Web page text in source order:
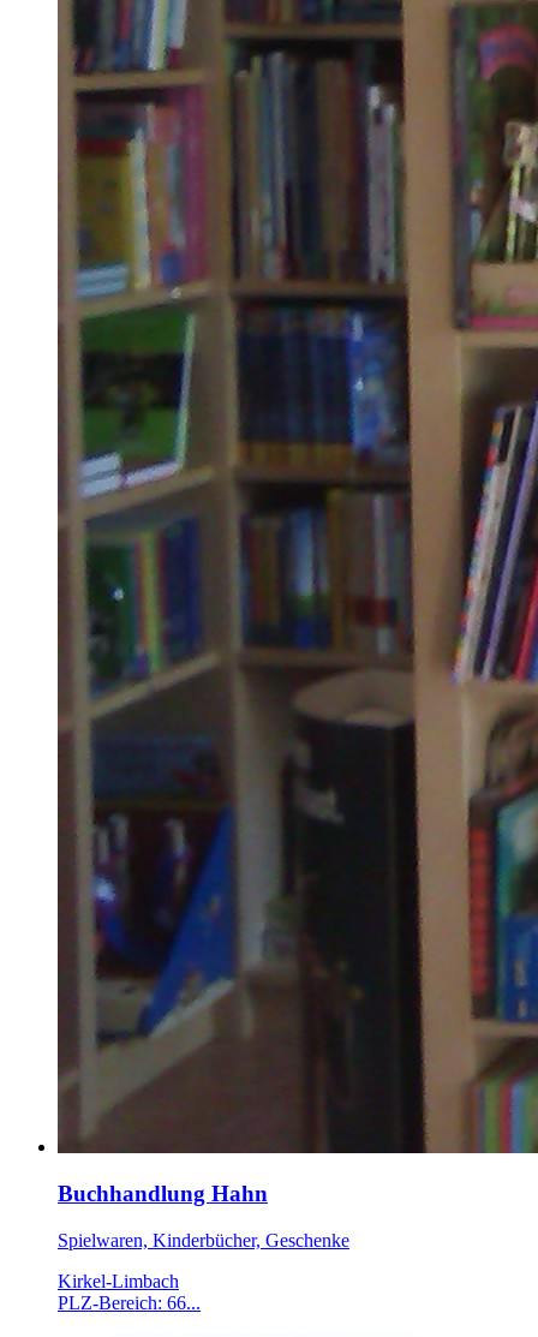
Buchhandlung Hahn
Spielwaren, Kinderbücher, Geschenke
Kirkel-Limbach
PLZ-Bereich: 66...